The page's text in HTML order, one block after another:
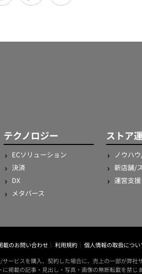
テクノロジー
ECソリューション
決済
DX
メタバース
ストア
ノウハ
新店舗/
運営支援
載のお問い合わせ 利用規約 個人情報の取扱につい
ービスを購入、契約した場合に、売上の一部が弊社
に掲載の記事・見出し・写真・画像の無断転載を禁じ